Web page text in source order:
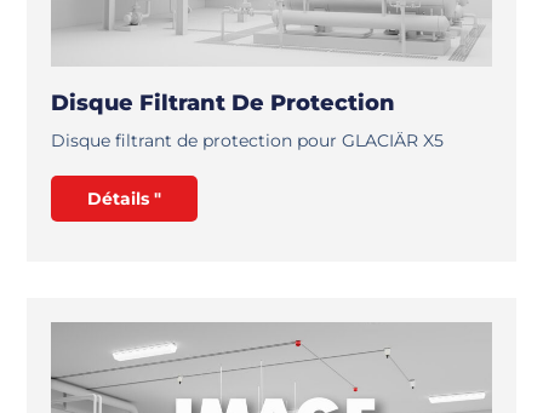
Disque Filtrant De Protection
Disque filtrant de protection pour GLACIÄR X5
Détails "